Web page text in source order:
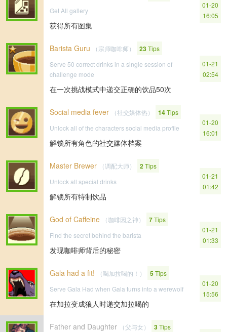
Get All gallery
获得所有图集
01-20
16:05
Barista Guru （宗师咖啡师） 23Tips
Serve 50 correct drinks in a single session of
challenge mode
在一次挑战模式中递交正确的饮品50次
01-21
02:54
Social media fever （社交媒体热） 14Tips
Unlock all of the characters social media profile
解锁所有角色的社交媒体档案
01-20
16:01
Master Brewer （调配大师） 2Tips
Unlock all special drinks
解锁所有特制饮品
01-21
01:42
God of Caffeine （咖啡因之神） 7Tips
Find the secret behind the barista
发现咖啡师背后的秘密
01-21
01:33
Gala had a fit! （喝加拉喝的！） 5Tips
Serve Gala Had when Gala turns into a werewolf
在加拉变成狼人时递交加拉喝的
01-20
15:56
Father and Daughter （父与女） 3Tips